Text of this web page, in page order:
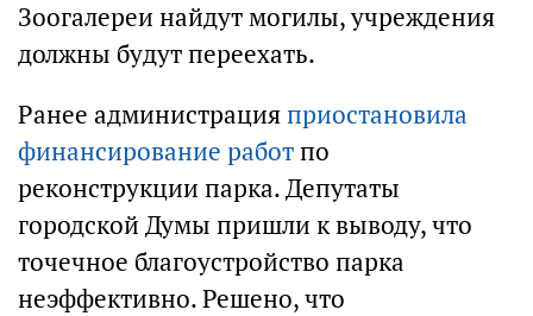
Зоогалереи найдут могилы, учреждения
должны будут переехать.
Ранее администрацияприостановила
финансирование работпо
реконструкции парка. Депутаты
городской Думы пришли к выводу, что
точечное благоустройство парка
неэффективно. Решено, что